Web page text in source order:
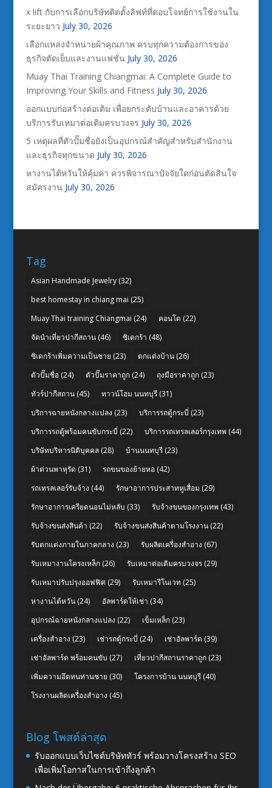
x lift กับการเลือกบริษัทติดตั้งลิฟท์ที่ตอบโจทย์การใช้งานใน
ระยะยาว July 30, 2026
เลือกแหล่งจำหน่ายผ้าคุณภาพ ครบทุกความต้องการของ
ธุรกิจตัดเย็บและงานแฟชั่น July 30, 2026
Muay Thai Training Chiangmai: A Complete Guide to
Improving Your Skills and Fitness July 30, 2026
ออกแบบก่อสร้างต่อเติม เพื่อยกระดับบ้านและอาคารด้วย
บริการรับเหมาต่อเติมครบวงจร July 30, 2026
5 เหตุผลที่ตัวปั๊มชื่อยังเป็นอุปกรณ์สำคัญสำหรับสำนักงาน
และธุรกิจทุกขนาด July 30, 2026
หางานไต้หวันให้คุ้มค่า ควรพิจารณาปัจจัยใดก่อนตัดสินใจ
สมัครงาน July 30, 2026
Tag
Asian Handmade Jewelry(32)
best homestay in chiang mai (25)
Muay Thai training Chiangmai (24) คอนโด (22)
จัดนำเที่ยวปากีสถาน(46) ซิเดกร้า (48)
ซิเดกร้าเพิ่มความเป็นชาย (23) ตกแต่งบ้าน(26)
ตัวปั๊มชื่อ(24) ตัวปั๊มราคาถูก(24) ถุงมือราคาถูก(23)
ทัวร์ปากีสถาน(45) ทาวน์โฮม นนทบุรี(31)
บริการฉายหนังกลางแปลง (23) บริการรถตู้กระบี่ (23)
บริการรถตู้พร้อมคนขับกระบี่ (22) บริการรถเทรลเลอร์กรุงเทพ (44)
บริษัทบริหารนิติบุคคล(28) บ้านนนทบุรี(23)
ผ้าต่วนพาหุรัด (31) รถขนของย้ายหอ(42)
รถเทรลเลอร์รับจ้าง (44) รักษาอาการประสาทหูเสื่อม (29)
รักษาอาการเครียดนอนไม่หลับ (33) รับจ้างขนของกรุงเทพ (43)
รับจ้างขนส่งสินค้า (22) รับจ้างขนส่งสินค้าตามโรงงาน(22)
รับตกแต่งภายในภาคกลาง (23) รับผลิตเครื่องสำอาง (67)
รับเหมางานโครงเหล็ก(26) รับเหมาต่อเติมครบวงจร(29)
รับเหมาปรับปรุงออฟฟิศ(29) รับเหมารีโนเวท (25)
หางานไต้หวัน(24) อัลพาร์ดให้เช่า (34)
อุปกรณ์ฉายหนังกลางแปลง (22) เข็มเหล็ก(23)
เครื่องสำอาง (23) เช่ารถตู้กระบี่ (24) เช่าอัลพาร์ด (39)
เช่าอัลพาร์ด พร้อมคนขับ (27) เที่ยวปากีสถานราคาถูก(23)
เพิ่มความอึดทนท่านชาย (30) โครงการบ้าน นนทบุรี(40)
โรงงานผลิตเครื่องสำอาง (45)
Blog โพสต์ล่าสุด
รับออกแบบเว็บไซต์บริษัททัวร์ พร้อมวางโครงสร้าง SEO
เพื่อเพิ่มโอกาสในการเข้าถึงลูกค้า